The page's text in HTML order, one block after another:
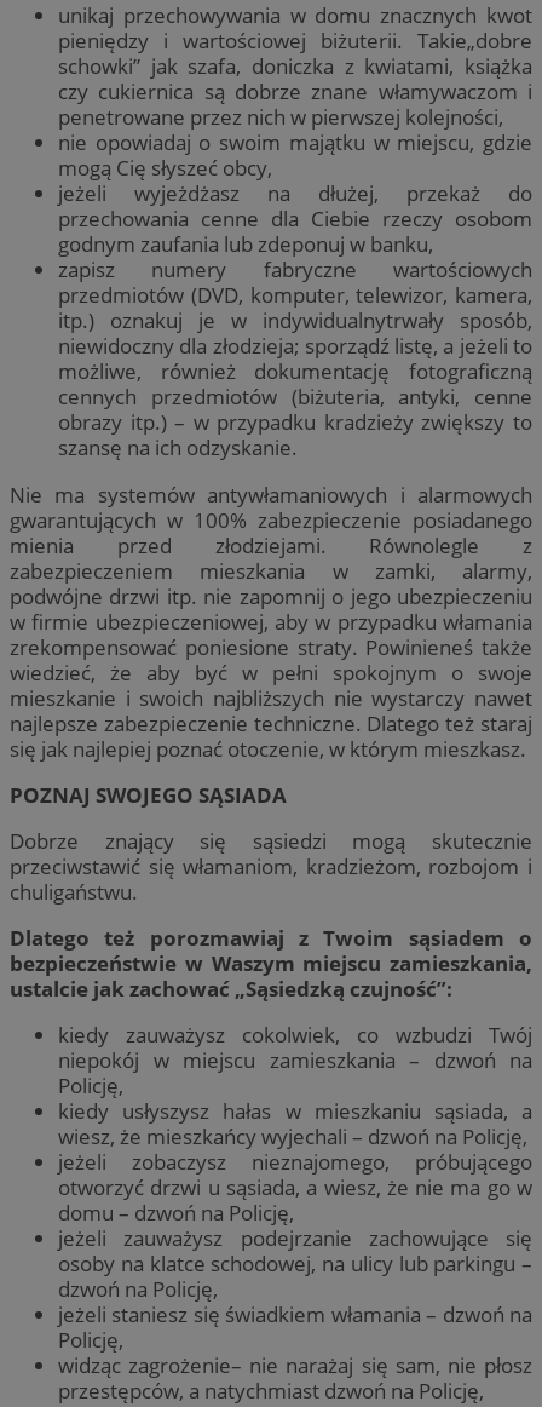
unikaj przechowywania w domu znacznych kwot
pieniędzy i wartościowej biżuterii. Takie„dobre
schowki” jak szafa, doniczka z kwiatami, książka
czy cukiernica są dobrze znane włamywaczom i
penetrowane przez nich w pierwszej kolejności,
nie opowiadaj o swoim majątku w miejscu, gdzie
mogą Cię słyszeć obcy,
jeżeli wyjeżdżasz na dłużej, przekaż do
przechowania cenne dla Ciebie rzeczy osobom
godnym zaufania lub zdeponuj w banku,
zapisz numery fabryczne wartościowych
przedmiotów (DVD, komputer, telewizor, kamera,
itp.) oznakuj je w indywidualnytrwały sposób,
niewidoczny dla złodzieja; sporządź listę, a jeżeli to
możliwe, również dokumentację fotograficzną
cennych przedmiotów (biżuteria, antyki, cenne
obrazy itp.) – w przypadku kradzieży zwiększy to
szansę na ich odzyskanie.
Nie ma systemów antywłamaniowych i alarmowych
gwarantujących w 100% zabezpieczenie posiadanego
mienia przed złodziejami. Równolegle z
zabezpieczeniem mieszkania w zamki, alarmy,
podwójne drzwi itp. nie zapomnij o jego ubezpieczeniu
w firmie ubezpieczeniowej, aby w przypadku włamania
zrekompensować poniesione straty. Powinieneś także
wiedzieć, że aby być w pełni spokojnym o swoje
mieszkanie i swoich najbliższych nie wystarczy nawet
najlepsze zabezpieczenie techniczne. Dlatego też staraj
się jak najlepiej poznać otoczenie, w którym mieszkasz.
POZNAJ SWOJEGO SĄSIADA
Dobrze znający się sąsiedzi mogą skutecznie
przeciwstawić się włamaniom, kradzieżom, rozbojom i
chuligaństwu.
Dlatego też porozmawiaj z Twoim sąsiadem o
bezpieczeństwie w Waszym miejscu zamieszkania,
ustalcie jak zachować „Sąsiedzką czujność”:
kiedy zauważysz cokolwiek, co wzbudzi Twój
niepokój w miejscu zamieszkania – dzwoń na
Policję,
kiedy usłyszysz hałas w mieszkaniu sąsiada, a
wiesz, że mieszkańcy wyjechali – dzwoń na Policję,
jeżeli zobaczysz nieznajomego, próbującego
otworzyć drzwi u sąsiada, a wiesz, że nie ma go w
domu – dzwoń na Policję,
jeżeli zauważysz podejrzanie zachowujące się
osoby na klatce schodowej, na ulicy lub parkingu –
dzwoń na Policję,
jeżeli staniesz się świadkiem włamania – dzwoń na
Policję,
widząc zagrożenie– nie narażaj się sam, nie płosz
przestępców, a natychmiast dzwoń na Policję,